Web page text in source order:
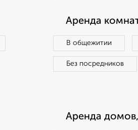
Аренда
В общежитии
Без посредников
Аренда